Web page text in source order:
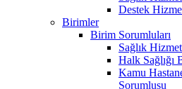
Destek
Birimler
Birim Sorumluları
Sağlık
Halk Sağlığı
Kamu
Sorumlusu